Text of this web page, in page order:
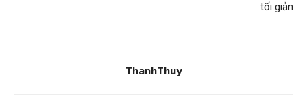
tối giản
ThanhThuy